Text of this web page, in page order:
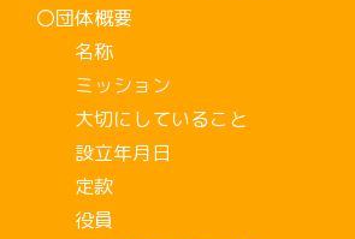
〇団体概要
名称
ミッション
大切にしていること
設立年月日
定款
役員